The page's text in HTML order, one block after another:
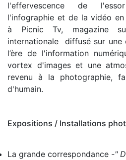
l'effervescence de
l'infographie et de la vidéo
à Picnic Tv, magazine
internationale diffusé sur une
l’ère de l'information
vortex d'images et une
revenu à la photographie,
d'humain.
Expositions / Installations
La grande correspondance -"